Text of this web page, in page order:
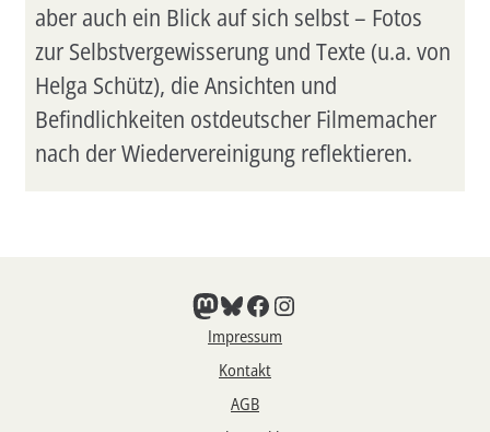
aber auch ein Blick auf sich selbst – Fotos
zur Selbstvergewisserung und Texte (u.a. von
Helga Schütz), die Ansichten und
Befindlichkeiten ostdeutscher Filmemacher
nach der Wiedervereinigung reflektieren.
Mastodon
Bluesky
Facebook
Instagram
Impressum
Kontakt
AGB